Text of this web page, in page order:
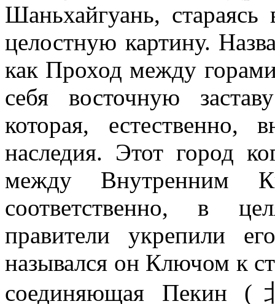
Шаньхайгуань,
целостную картину.
как Проход между
себя восточную
которая, естественно,
наследия. Этот город
между Внутренним
соответственно, в
правители укрепили
назывался он Ключом к
соединяющая Пекин